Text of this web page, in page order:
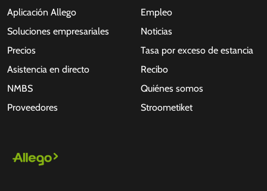
Aplicación Allego
Soluciones empresariales
Precios
Asistencia en directo
NMBS
Proveedores
Empleo
Noticias
Tasa por exceso de estancia
Recibo
Quiénes somos
Stroometiket